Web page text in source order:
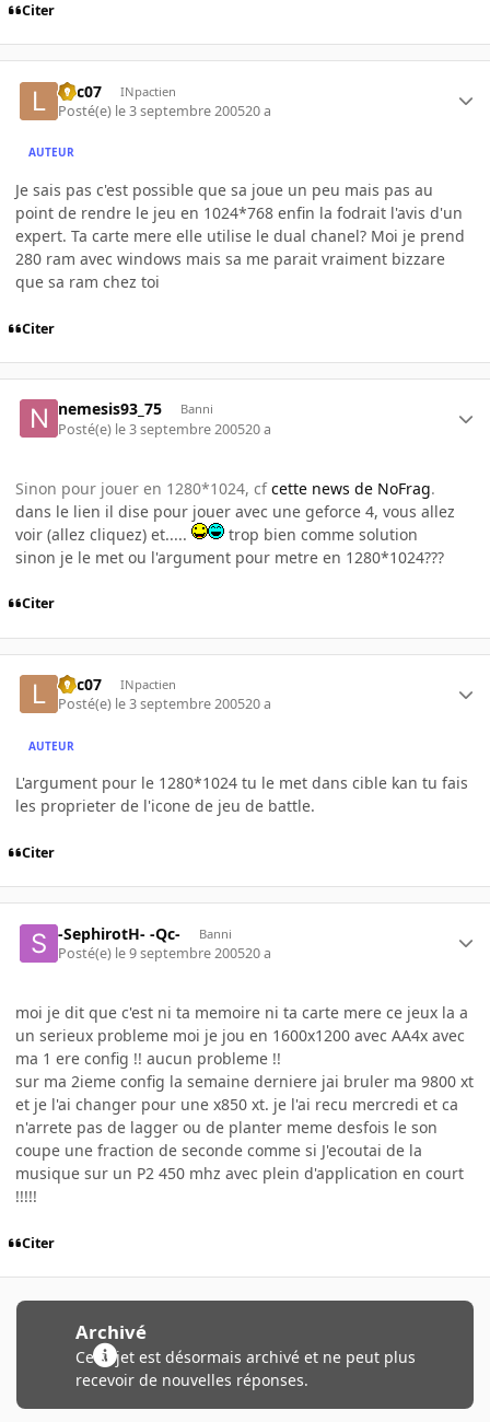
Citer
loic07 INpactien
Posté(e) le 3 septembre 200520 a
AUTEUR
Je sais pas c'est possible que sa joue un peu mais pas au
point de rendre le jeu en 1024*768 enfin la fodrait l'avis d'un
expert. Ta carte mere elle utilise le dual chanel? Moi je prend
280 ram avec windows mais sa me parait vraiment bizzare
que sa ram chez toi
Citer
nemesis93_75 Banni
Posté(e) le 3 septembre 200520 a
Sinon pour jouer en 1280*1024, cfcette news de NoFrag.
dans le lien il dise pour jouer avec une geforce 4, vous allez
voir (allez cliquez) et.....
trop bien comme solution
sinon je le met ou l'argument pour metre en 1280*1024???
Citer
loic07 INpactien
Posté(e) le 3 septembre 200520 a
AUTEUR
L'argument pour le 1280*1024 tu le met dans cible kan tu fais
les proprieter de l'icone de jeu de battle.
Citer
-SephirotH- -Qc- Banni
Posté(e) le 9 septembre 200520 a
moi je dit que c'est ni ta memoire ni ta carte mere ce jeux la a
un serieux probleme moi je jou en 1600x1200 avec AA4x avec
ma 1 ere config !! aucun probleme !!
sur ma 2ieme config la semaine derniere jai bruler ma 9800 xt
et je l'ai changer pour une x850 xt. je l'ai recu mercredi et ca
n'arrete pas de lagger ou de planter meme desfois le son
coupe une fraction de seconde comme si J'ecoutai de la
musique sur un P2 450 mhz avec plein d'application en court
!!!!!
Citer
Archivé
Ce sujet est désormais archivé et ne peut plus
recevoir de nouvelles réponses.